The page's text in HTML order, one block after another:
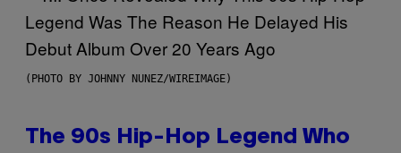
(PHOTO BY JOHNNY NUNEZ/WIREIMAGE)
The 90s Hip-Hop Legend Who